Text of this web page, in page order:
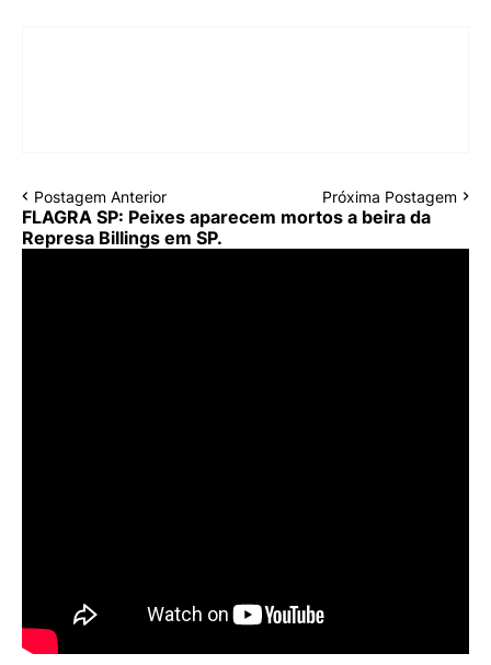
Postagem Anterior Próxima Postagem
FLAGRA SP: Peixes aparecem mortos a beira da
Represa Billings em SP.